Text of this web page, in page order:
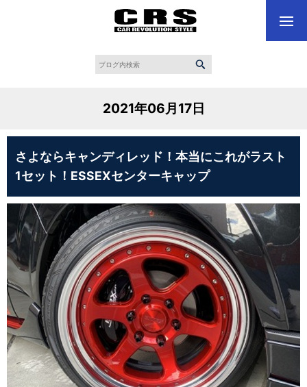
2021年06月17日
さよならキャンディレッド！本当にこれがラスト
1セット！ESSEXセンターキャップ